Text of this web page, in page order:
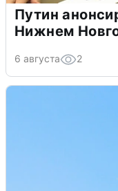
Путин
Нижнем
6 августа 2